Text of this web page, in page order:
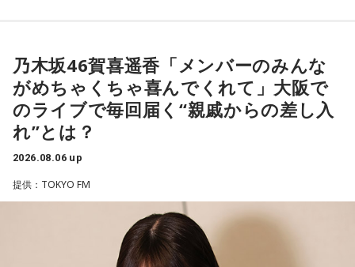
有馬隼人
＜8月14日(金)のTOPICS＞
Coming Soon…
#あうぇいく でつぶやく
TCC Therapy Parkは「馬を救い、人を助ける」をコンセプト
に、競走馬として活躍した後、ケガやさまざまな事情によっ
て引退を余儀なくされた馬たちの新たな居場所を提供する施
設。引退後すぐに次の活躍先が決まらない馬たちの受け皿と
施設で話を聞いた菅井は、「そういう場所があってよかった
な、素晴らしい素敵な取り組みだなと実際に行かせていただ
乃木坂46賀喜遥香「メンバーのみんな
がめちゃくちゃ喜んでくれて」大阪で
のライブで毎回届く“親戚からの差し入
れ”とは？
2026.08.06 up
提供：TOKYO FM